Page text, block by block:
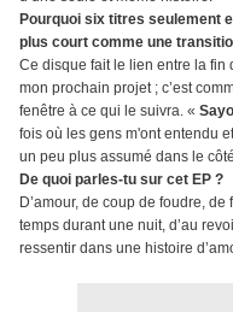
Pourquoi six titres seulement
plus court comme une
Ce disque fait le lien entre la fin
mon prochain projet ; c’est
fenêtre à ce qui le suivra. «
fois où les gens m'ont entendu
un peu plus assumé dans le
De quoi parles-tu sur cet EP ?
D’amour, de coup de foudre,
temps durant une nuit, d’au
ressentir dans une histoire